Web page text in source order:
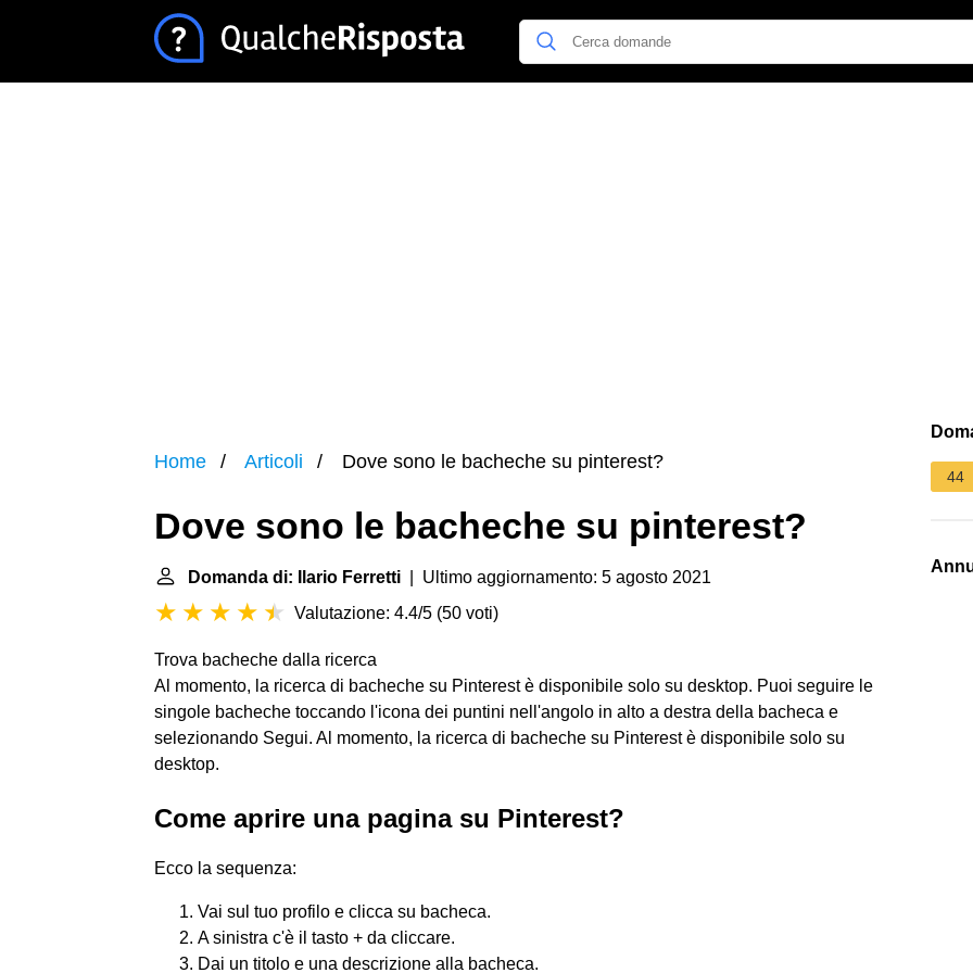
Home Articoli Dove sono le bacheche su pinterest?
Dove sono le bacheche su pinterest?
Domanda di: Ilario Ferretti | Ultimo aggiornamento: 5 agosto 2021
Valutazione: 4.4/5 (50 voti)
Trova bacheche dalla ricerca
Al momento, la ricerca di bacheche su Pinterest è disponibile solo su desktop. Puoi seguire le
singole bacheche toccando l'icona dei puntini nell'angolo in alto a destra della bacheca e
selezionando Segui. Al momento, la ricerca di bacheche su Pinterest è disponibile solo su
desktop.
Come aprire una pagina su Pinterest?
Ecco la sequenza:
Vai sul tuo profilo e clicca su bacheca.
A sinistra c'è il tasto + da cliccare.
Dai un titolo e una descrizione alla bacheca.
44